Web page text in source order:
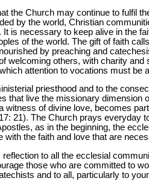
the Church may continue to fulfil
by the world, Christian
It is necessary to keep alive in the
of the world. The gift of faith
by preaching and
welcoming others, with charity
attention to vocations must be
priesthood and to the
that live the missionary dimension
witness of divine love, becomes
17: 21). The Church prays everyday
as in the beginning, the
with the faith and love that are
reflection to all the ecclesial
those who are committed to
and to all, particularly to